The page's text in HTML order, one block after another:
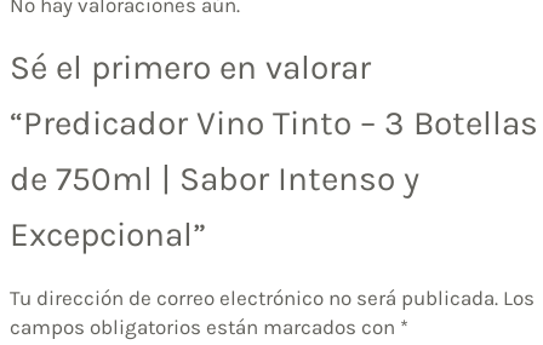
No hay valoraciones aún.
Sé el primero en valorar
“Predicador Vino Tinto – 3 Botellas
de 750ml | Sabor Intenso y
Excepcional”
Tu dirección de correo electrónico no será publicada. Los
campos obligatorios están marcados con *